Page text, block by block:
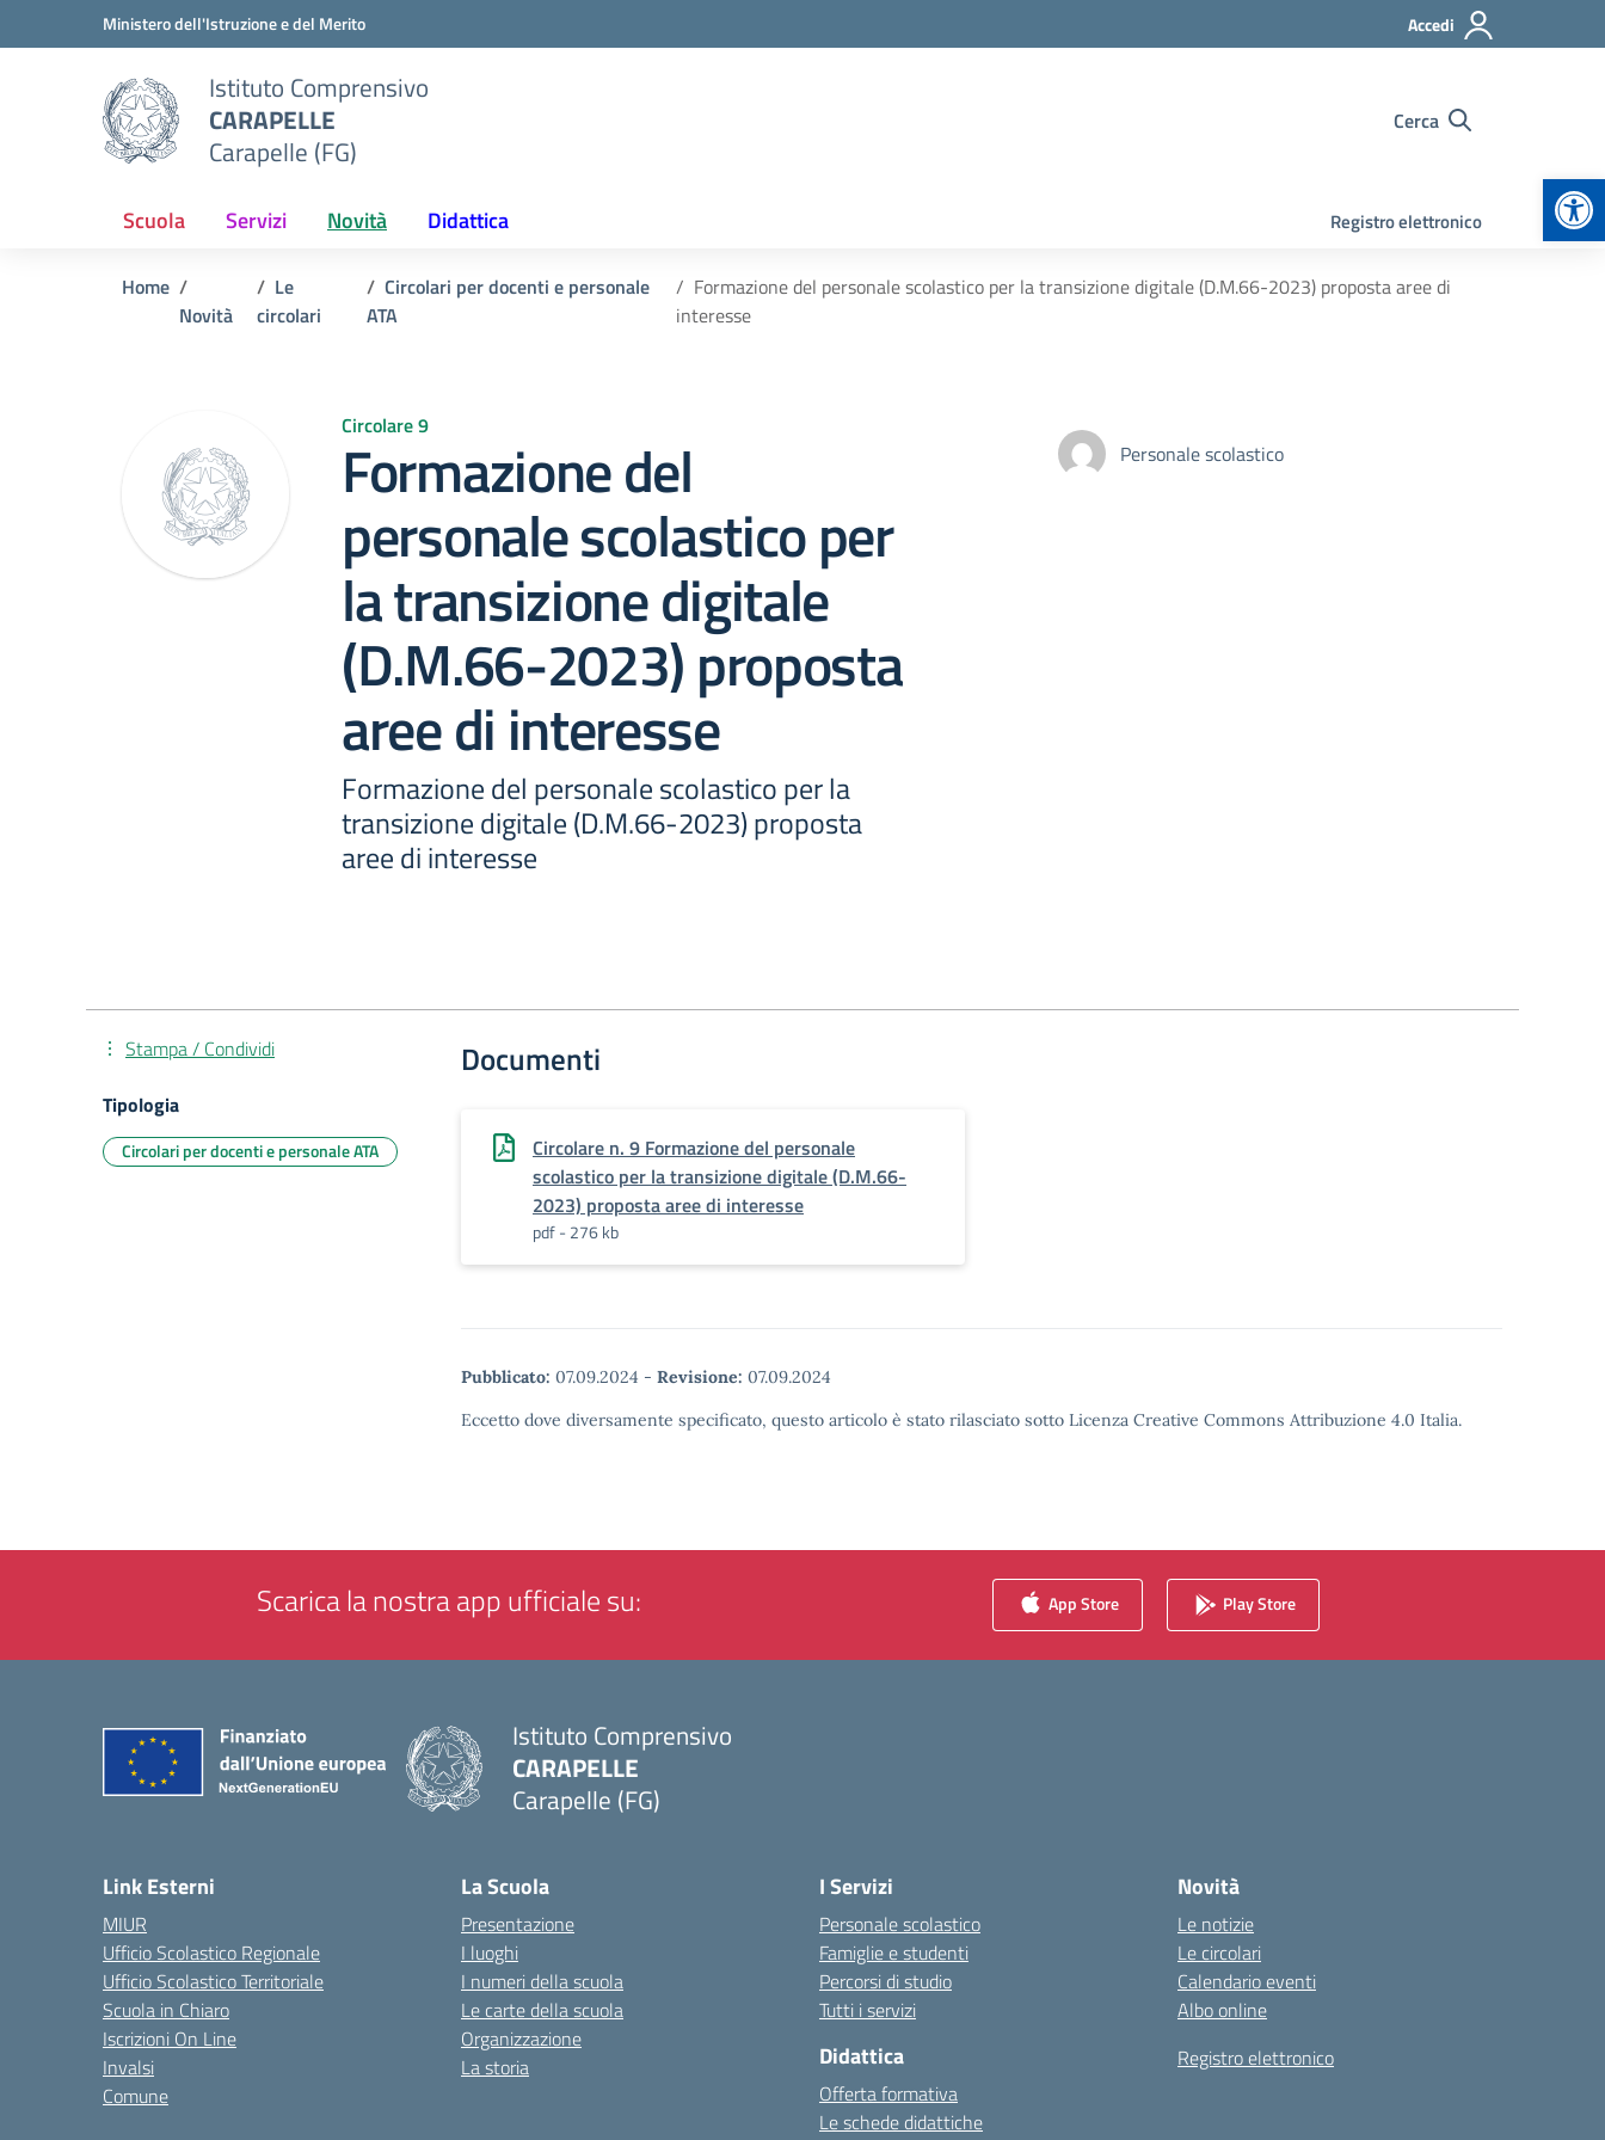
Vai ai contenuti
Vai al menu di navigazioneMinistero dell'Istruzione e del Merito Accedi
Istituto Comprensivo
CARAPELLE
Carapelle (FG)
Cerca
Scuola Servizi Novità Didattica Registro elettronico
Home
Novità
Le
circolari
Circolari per docenti e personale
ATA
Formazione del personale scolastico per la transizione digitale (D.M.66-2023) proposta aree di
interesse
Circolare 9
Formazione del
personale scolastico per
la transizione digitale
(D.M.66-2023) proposta
aree di interesse
Formazione del personale scolastico per la
transizione digitale (D.M.66-2023) proposta
aree di interesse
Personale scolastico
Documenti
Circolare n. 9 Formazione del personale
scolastico per la transizione digitale (D.M.66-
2023) proposta aree di interesse
pdf - 276 kb
Pubblicato: 07.09.2024 - Revisione: 07.09.2024
Eccetto dove diversamente specificato, questo articolo è stato rilasciato sotto Licenza Creative Commons Attribuzione 4.0 Italia.
Stampa / Condividi
Tipologia
Circolari per docenti e personale ATA
Scarica la nostra app ufficiale su: App Store Play Store
Istituto Comprensivo
CARAPELLE
Carapelle (FG)
Link Esterni
MIUR
Ufficio Scolastico Regionale
Ufficio Scolastico Territoriale
Scuola in Chiaro
Iscrizioni On Line
Invalsi
Comune
La Scuola
Presentazione
I luoghi
I numeri della scuola
Le carte della scuola
Organizzazione
La storia
I Servizi
Personale scolastico
Famiglie e studenti
Percorsi di studio
Tutti i servizi
Didattica
Offerta formativa
Le schede didattiche
Novità
Le notizie
Le circolari
Calendario eventi
Albo online
Registro elettronico